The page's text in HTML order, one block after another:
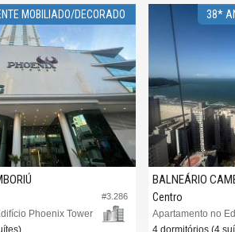
ANDAR ALTO-FINAMENTE MOBILIADO
#2.592
BALNEÁRIO CAMBORIÚ
Apartamento no Edifício Magnifique Tower
3 dormitórios (3 suítes)